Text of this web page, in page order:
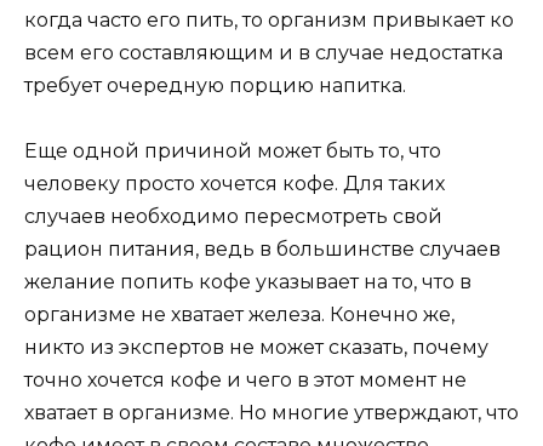
когда часто его пить, то организм привыкает ко
всем его составляющим и в случае недостатка
требует очередную порцию напитка.
Еще одной причиной может быть то, что
человеку просто хочется кофе. Для таких
случаев необходимо пересмотреть свой
рацион питания, ведь в большинстве случаев
желание попить кофе указывает на то, что в
организме не хватает железа. Конечно же,
никто из экспертов не может сказать, почему
точно хочется кофе и чего в этот момент не
хватает в организме. Но многие утверждают, что